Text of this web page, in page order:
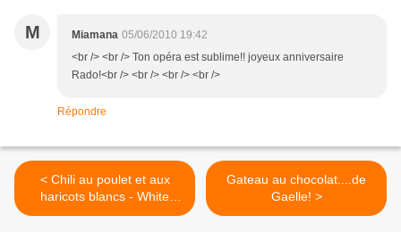
M Miamana 05/06/2010 19:42
<br /> <br /> Ton opéra est sublime!! joyeux anniversaire
Rado!<br /> <br /> <br /> <br />
Répondre
< Chili au poulet et aux
haricots blancs - White
beans and chicken chili
Gateau au chocolat....de
Gaelle! >